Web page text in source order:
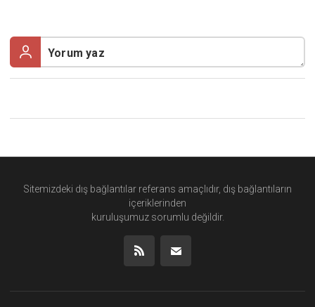
Sitemizdeki dış bağlantılar referans amaçlıdır, dış bağlantıların
içeriklerinden
kuruluşumuz sorumlu değildir.